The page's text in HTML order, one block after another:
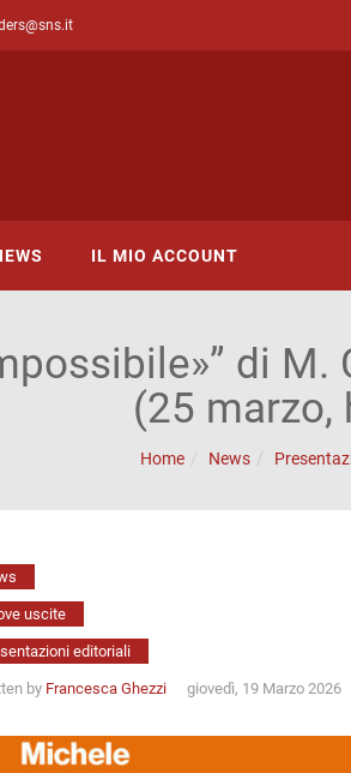
IL MIO ACCOUNT
di
(25 marzo,
Home News
uscite
editoriali
by Francesca Ghezzi giovedì, 19 Marzo 2026